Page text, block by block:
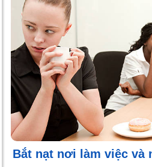
Bắt nạt nơi làm việc và